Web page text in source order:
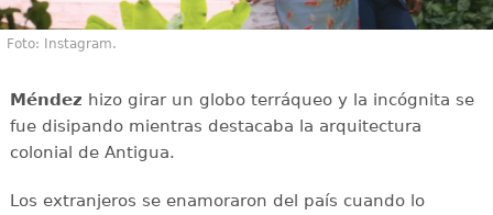
Foto: Instagram.
Méndez hizo girar un globo terráqueo y la incógnita se
fue disipando mientras destacaba la arquitectura
colonial de Antigua.
Los extranjeros se enamoraron del país cuando lo